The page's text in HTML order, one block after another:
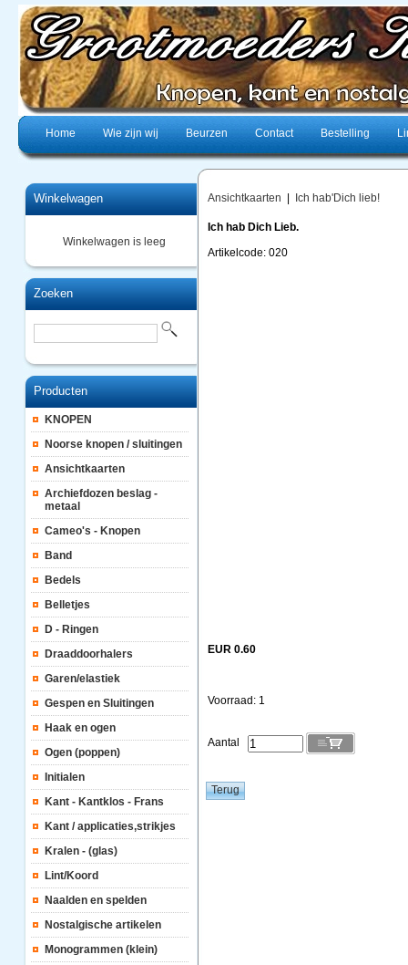
Home Wie zijn wij Beurzen Contact Bestelling
Winkelwagen
Winkelwagen is leeg
Zoeken
Producten
KNOPEN
Noorse knopen / sluitingen
Ansichtkaarten
Archiefdozen beslag -
metaal
Cameo's - Knopen
Band
Bedels
Belletjes
D - Ringen
Draaddoorhalers
Garen/elastiek
Gespen en Sluitingen
Haak en ogen
Ogen (poppen)
Initialen
Kant - Kantklos - Frans
Kant / applicaties,strikjes
Kralen - (glas)
Lint/Koord
Naalden en spelden
Nostalgische artikelen
Monogrammen (klein)
Ansichtkaarten Ich hab'Dich lieb!
Ich hab Dich Lieb.
Artikelcode: 020
EUR 0.60
Voorraad: 1
Aantal